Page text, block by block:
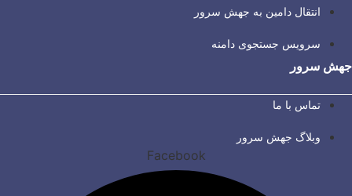
انتقال دامین به جهش سرور
سرویس جستجوی دامنه
جهش سرور
تماس با ما
وبلاگ جهش سرور
Facebook